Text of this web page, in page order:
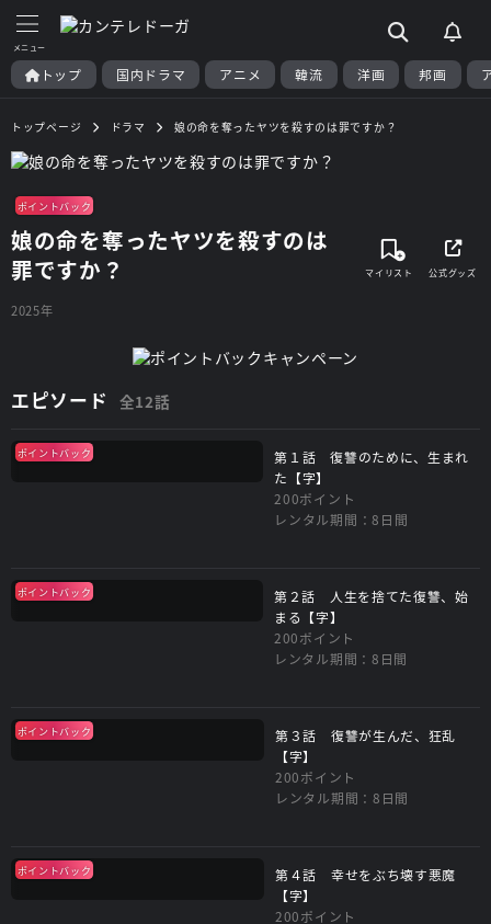
トップ 国内ドラマ アニメ 韓流 洋画 邦画
トップページ ドラマ 娘の命を奪ったヤツを殺すのは罪ですか？
ポイントバック
娘の命を奪ったヤツを殺すのは
罪ですか？
2025年
エピソード 全12話
ポイントバック
第１話 復讐のために、生まれ
た【字】
200ポイント
レンタル期間：8日間
ポイントバック
第２話 人生を捨てた復讐、始
まる【字】
200ポイント
レンタル期間：8日間
ポイントバック
第３話 復讐が生んだ、狂乱
【字】
200ポイント
レンタル期間：8日間
ポイントバック
第４話 幸せをぶち壊す悪魔
【字】
200ポイント